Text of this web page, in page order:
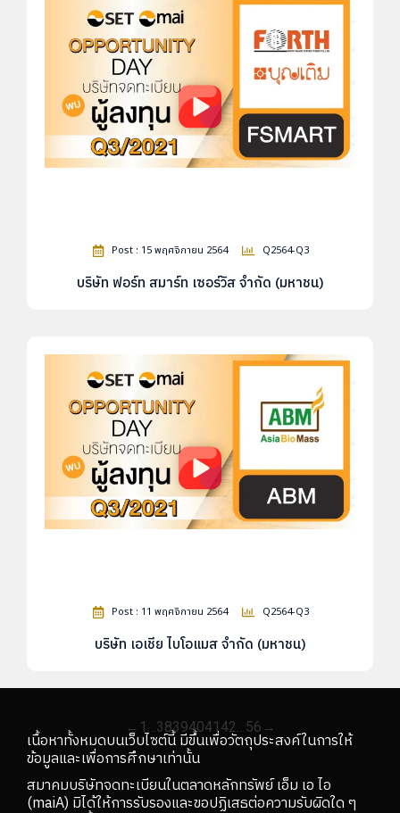
Post : 15 พฤศจิกายน 2564 Q2564-Q3
บริษัท ฟอร์ท สมาร์ท เซอร์วิส จำกัด (มหาชน)
Post : 11 พฤศจิกายน 2564 Q2564-Q3
บริษัท เอเชีย ไบโอแมส จำกัด (มหาชน)
← 1 …3839404142…56 →
เนื้อหาทั้งหมดบนเว็บไซต์นี้ มีขึ้นเพื่อวัตถุประสงค์ในการให้
ข้อมูลและเพื่อการศึกษาเท่านั้น
สมาคมบริษัทจดทะเบียนในตลาดหลักทรัพย์ เอ็ม เอ ไอ
(maiA) มิได้ให้การรับรองและขอปฏิเสธต่อความรับผิดใด ๆ